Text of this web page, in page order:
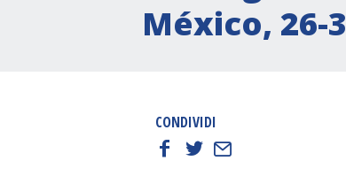
México, 26-
CONDIVIDI
f
t E